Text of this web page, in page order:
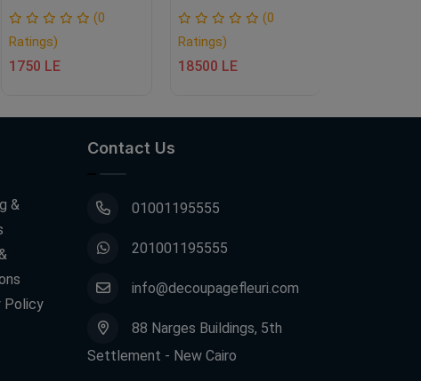
(0
Ratings)
1750 LE
(0
Ratings)
18500 LE
&
Policy
Contact Us
01001195555
201001195555
info@decoupagefleuri.com
88 Narges Buildings, 5th
Settlement - New Cairo